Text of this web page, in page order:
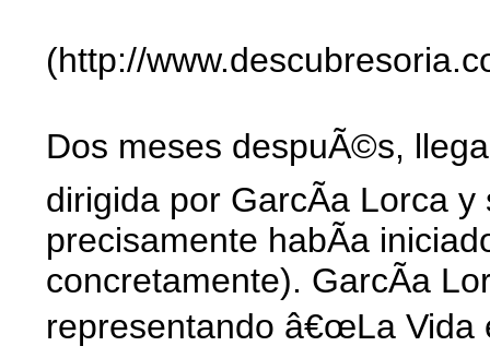
(http://
Dos meses despuÃ©s,
dirigida por GarcÃ­a Lorca y
precisamente habÃ­a
concretamente). GarcÃ­a
representando â€œLa Vida